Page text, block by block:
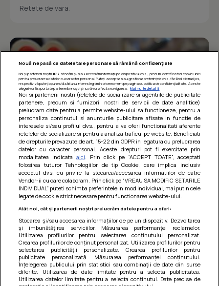
Retete de vara.
Barcute din vinete cu arpagic rosu
Un deliciu usor de preparat!
Nouă ne pasă ca datele tale personale să rămână confidențiale
Noi și partenerii noștri 1017 stocăm și/sau accesăm informații pe dispozitivul dvs., precum identificatorii cookie unici
pentru prelucrarea datelor cu caracter personal. Puteți accepta sau gestiona preferințele dvs. făcând clic mai jos,
respectiv vă puteți opune utilizării unui interes legitim în orice moment pe pagina cu politica de confidențialitate. Aceste
alegeri vor fi raportate partenerilor noștri și nu vă vor afecta navigarea.
Mai multe detalii
Noi si partenerii nostri (retelele de socializare si agentiile de publicitate
partenere, precum si furnizorii nostri de servicii de date analitice)
prelucram date pentru a permite website-ului sa functioneze, pentru a
personaliza continutul si anunturile publicitare afisate in functie de
interesele si/sau profilul dvs., pentru a va oferi functionalitati aferente
retelelor de socializare si pentru a analiza traficul pe website. Beneficiati
de drepturile prevazute de art. 15-22 din GDPR in legatura cu prelucrarea
datelor cu caracter personal. Aceste drepturi pot fi exercitate prin
modalitatea indicataaici . Prin click pe “ACCEPT TOATE”, acceptati
folosirea tuturor Tehnologiilor de tip Cookie, care implica inclusiv
acceptul dvs. cu privire la stocarea/accesarea informatiilor de catre
Vendor-ii cu care colaboram. Prin click pe “VREAU SA MODIFIC SETARILE
INDIVIDUAL” puteti schimba preferintele in mod individual, mai putin cele
legate de cookie strict necesare pentru functionarea website-ului.
Atât noi, cât și partenerii noștri prelucrăm datele pentru a oferi:
Stocarea și/sau accesarea informațiilor de pe un dispozitiv. Dezvoltarea
și îmbunătățirea serviciilor. Măsurarea performanței reclamelor.
Utilizarea profilurilor pentru selectarea conținutului personalizat.
Crearea profilurilor de conținut personalizat. Utilizarea profilurilor pentru
selectarea publicității personalizate. Crearea profilurilor pentru
publicitate personalizată. Măsurarea performanței conținutului.
Înțelegerea publicului prin statistici sau combinații de date din surse
diferite. Utilizarea de date limitate pentru a selecta publicitatea.
Utilizarea datelor limitate pentru a selecta conținutul. Date precise de